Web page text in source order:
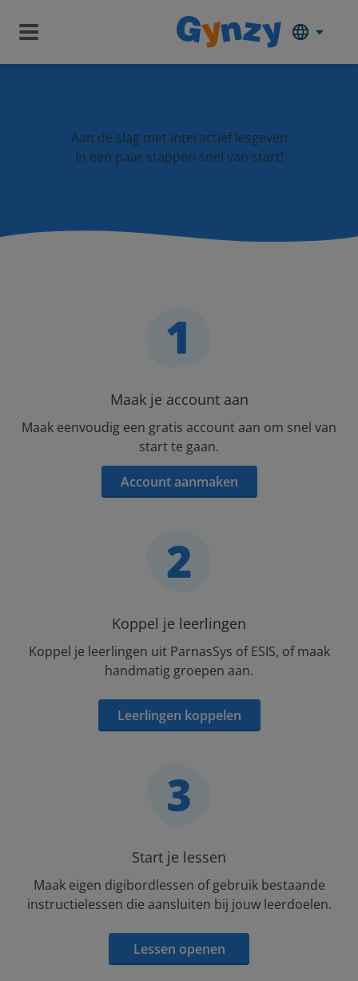
Aan de slag met interactief lesgeven
In een paar stappen snel van start!
Maak je account aan
Maak eenvoudig een gratis account aan om snel van
start te gaan.
Account aanmaken
Koppel je leerlingen
Koppel je leerlingen uit ParnasSys of ESIS, of maak
handmatig groepen aan.
Leerlingen koppelen
Start je lessen
Maak eigen digibordlessen of gebruik bestaande
instructielessen die aansluiten bij jouw leerdoelen.
Lessen openen